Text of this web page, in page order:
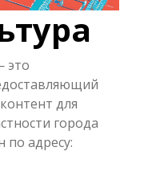
это
для
города
по адресу: